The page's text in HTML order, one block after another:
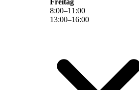
8:00–11 :00
13:00–16:00